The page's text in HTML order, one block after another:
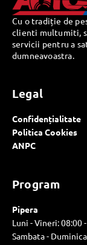
Cu o tradiție de
clienti multumiti,
servicii pentru a
dumneavoastra.
Legal
Confidențialitate
Politica Cookies
ANPC
Program
Pipera
Luni - Vineri: 08:00
Sambata -